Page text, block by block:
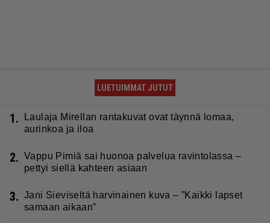
LUETUIMMAT JUTUT
1.
Laulaja Mirellan rantakuvat ovat täynnä lomaa,
aurinkoa ja iloa
2. Vappu Pimiä sai huonoa palvelua ravintolassa –
pettyi siellä kahteen asiaan
3. Jani Sieviseltä harvinainen kuva – ”Kaikki lapset
samaan aikaan”